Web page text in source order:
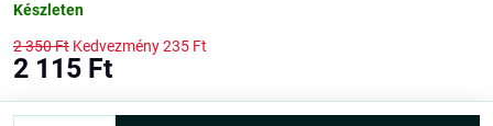
Készleten
2 350 Ft Kedvezmény235 Ft
2 115 Ft